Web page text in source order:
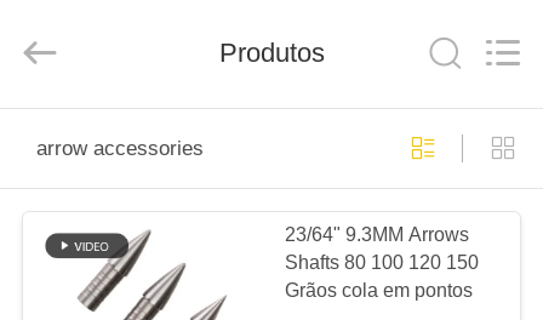
PRODUTOS
SOBRE
Arrows.
Produtos
arrow accessories
23/64" 9.3MM Arrows
Shafts 80 100 120 150
Grãos cola em pontos